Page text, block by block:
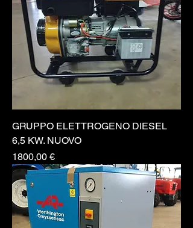
GRUPPO ELETTROGENO DIESEL
6,5 KW. NUOVO
Prezzo
1800,00 €